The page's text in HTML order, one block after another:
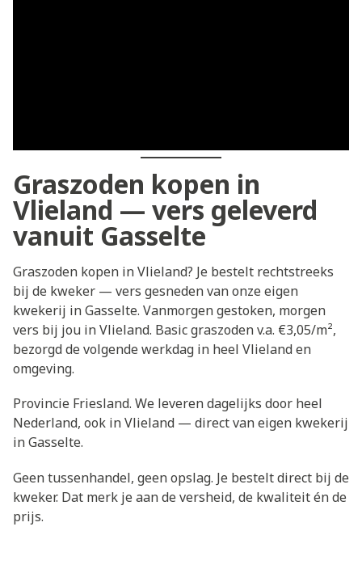
Graszoden kopen in
Vlieland — vers geleverd
vanuit Gasselte
Graszoden kopen in Vlieland? Je bestelt rechtstreeks
bij de kweker — vers gesneden van onze eigen
kwekerij in Gasselte. Vanmorgen gestoken, morgen
vers bij jou in Vlieland. Basic graszoden v.a. €3,05/m²,
bezorgd de volgende werkdag in heel Vlieland en
omgeving.
Provincie Friesland. We leveren dagelijks door heel
Nederland, ook in Vlieland — direct van eigen kwekerij
in Gasselte.
Geen tussenhandel, geen opslag. Je bestelt direct bij de
kweker. Dat merk je aan de versheid, de kwaliteit én de
prijs.